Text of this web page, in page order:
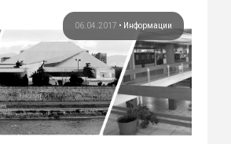
06.04.2017 • Информации